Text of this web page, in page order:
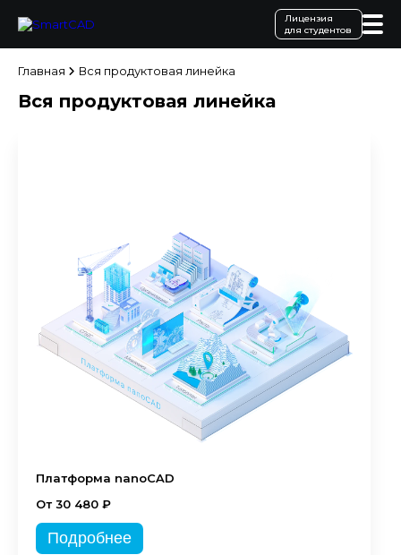
Лицензия
для студентов
Главная Вся продуктовая линейка
Вся продуктовая линейка
Платформа nanoCAD
От 30 480 ₽
Подробнее